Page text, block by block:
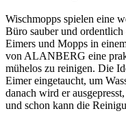
Wischmopps spielen eine
Büro sauber und
Eimers und Mopps in
von ALANBERG eine
mühelos zu reinigen. Die
Eimer eingetaucht, um
danach wird er
und schon kann die